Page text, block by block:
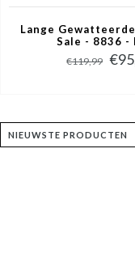
Lange
Sale - 8836 -
€119,99